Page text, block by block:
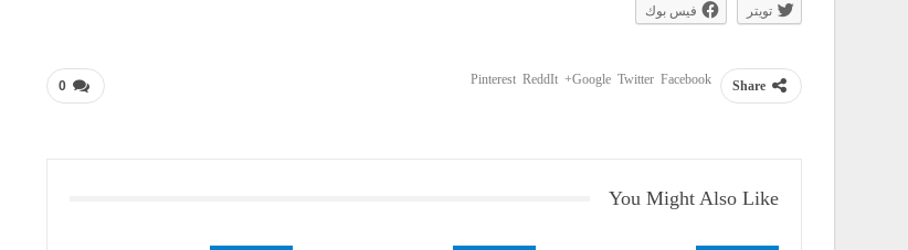
تويتر فيس بوك
0 Share
Facebook
Twitter
Google+
ReddIt
Pinterest
You Might Also Like